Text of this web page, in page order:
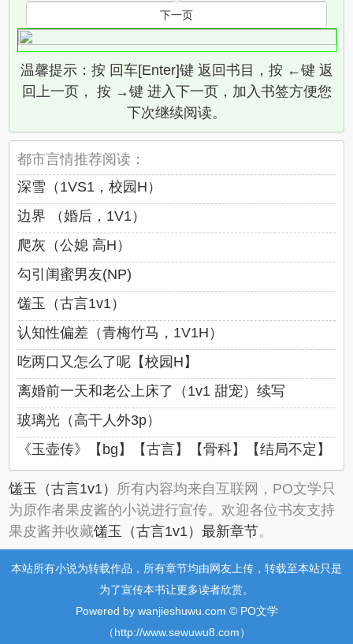
下一页
温馨提示：按 回车[Enter]键 返回书目，按 ←键 返
回上一页， 按 →键 进入下一页，加入书签方便您
下次继续阅读。
都市言情推荐阅读：
深雪（1VS1，校园H）
边界 （婚后，1V1）
爬灰（公媳 高H）
勾引闺蜜男友(NP)
馐玉（古言1v1）
认知性偏差（青梅竹马，1V1H）
吃两口又怎么了呢【校园H】
离婚前一天和老公上床了（1v1 甜宠）续写
玻璃光（高干人外3p）
《玉壶传》【bg】【古言】【骨科】【结局不定】
馐玉（古言1v1） 所有内容均来自互联网，PO文学只
为原作者果皮酱的小说进行宣传。欢迎各位书友支持
果皮酱并收藏馐玉（古言1v1）最新章节。
本站所有小说为转载作品，所有章节均由网友上传，转载至本站只是
为了宣传本书让更多读者欣赏。
Powered by wanjieshuwu.com © PO文学
（http://www.sewuwu8.com）